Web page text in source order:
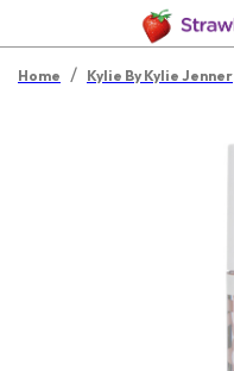
Home / Kylie By Kylie Jenner